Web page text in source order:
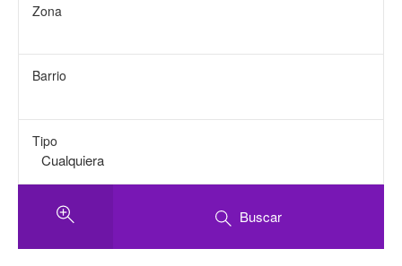
Zona
Barrio
Tipo
Buscar